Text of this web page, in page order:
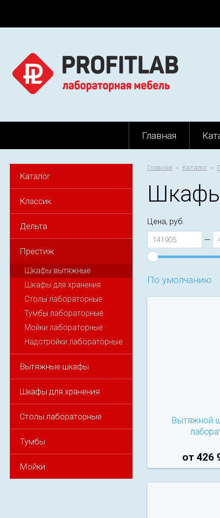
Главная
Каталог
Классик
Дельта
Престиж
Шкафы вытяжные
Шкафы для хранения
Столы лабораторные
Тумбы лабораторные
Мойки лабораторные
Надстройки лабораторные
Вытяжные шкафы
Шкафы для хранения
Столы лабораторные
Тумбы
Мойки
Главная Каталог
Цена, руб.
—
По умолчанию
Вытяжной
от 426